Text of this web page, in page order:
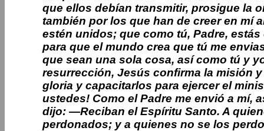
que ellos debían transmitir, prosigue la
también por los que han de creer en mí
estén unidos; que como tú, Padre,
para que el mundo crea que tú me
que sean una sola cosa, así como tú y
resurrección, Jesús confirma la misión
gloria y capacitarlos para ejercer el
ustedes! Como el Padre me envió a mí,
dijo: —Reciban el Espíritu Santo. A
perdonados; y a quienes no se los